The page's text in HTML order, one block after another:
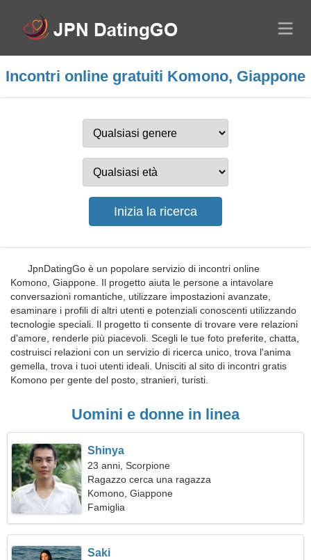
Incontri online gratuiti Komono, Giappone
JpnDatingGo è un popolare servizio di incontri online
Komono, Giappone. Il progetto aiuta le persone a intavolare
conversazioni romantiche, utilizzare impostazioni avanzate,
esaminare i profili di altri utenti e potenziali conoscenti utilizzando
tecnologie speciali. Il progetto ti consente di trovare vere relazioni
d'amore, renderle più piacevoli. Scegli le tue foto preferite, chatta,
costruisci relazioni con un servizio di ricerca unico, trova l'anima
gemella, trova i tuoi utenti ideali. Unisciti al sito di incontri gratis
Komono per gente del posto, stranieri, turisti.
Uomini e donne in linea
Shinya
23 anni, Scorpione
Ragazzo cerca una ragazza
Komono, Giappone
Famiglia
Saki